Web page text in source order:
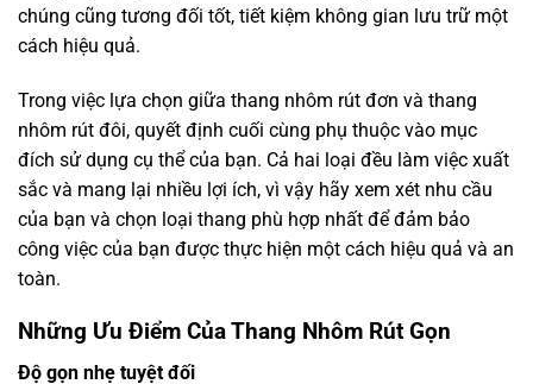
chúng cũng tương đối tốt, tiết kiệm không gian lưu trữ một
cách hiệu quả.
Trong việc lựa chọn giữa thang nhôm rút đơn và thang
nhôm rút đôi, quyết định cuối cùng phụ thuộc vào mục
đích sử dụng cụ thể của bạn. Cả hai loại đều làm việc xuất
sắc và mang lại nhiều lợi ích, vì vậy hãy xem xét nhu cầu
của bạn và chọn loại thang phù hợp nhất để đảm bảo
công việc của bạn được thực hiện một cách hiệu quả và an
toàn.
Những Ưu Điểm Của Thang Nhôm Rút Gọn
Độ gọn nhẹ tuyệt đối